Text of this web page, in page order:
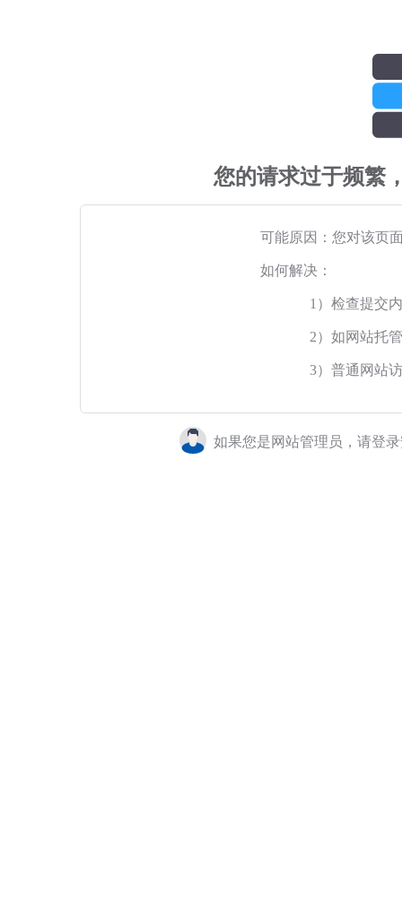
您的请求过于频繁
可能原因：您对该页
如何解决：
1）检查提交
2）如网站托
3）普通网站
如果您是网站管理员，请登